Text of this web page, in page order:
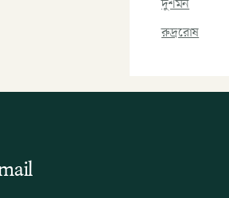
দুশমন
রুদ্ররোষ